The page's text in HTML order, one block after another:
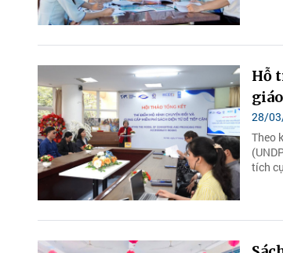
Hỗ
28/
Theo
tích